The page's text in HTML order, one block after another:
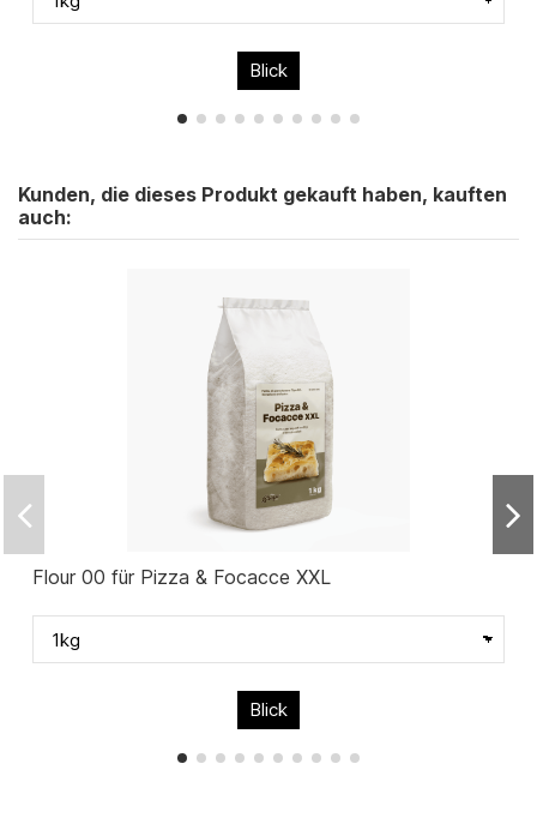
Blick
Kunden, die dieses Produkt gekauft haben, kauften
auch:
Flour 00 für Pizza & Focacce XXL
Blick